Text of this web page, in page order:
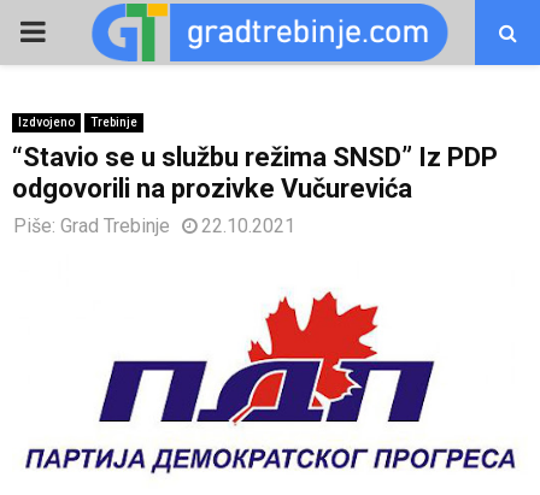
PRIMARY
Izdvojeno Trebinje
“Stavio se u službu režima SNSD” Iz PDP
odgovorili na prozivke Vučurevića
Piše: Grad Trebinje 22.10.2021